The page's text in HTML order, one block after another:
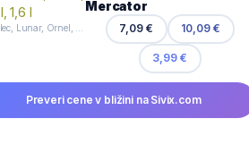
Mercator
7,09 € 10,09 €
3,99 €
Preveri cene v bližini na Sivix.com